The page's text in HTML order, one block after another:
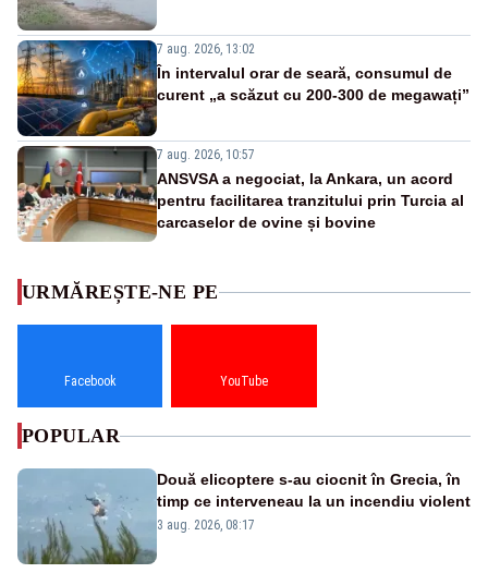
7 aug. 2026, 13:02
În intervalul orar de seară, consumul de
curent „a scăzut cu 200-300 de megawați”
7 aug. 2026, 10:57
ANSVSA a negociat, la Ankara, un acord
pentru facilitarea tranzitului prin Turcia al
carcaselor de ovine și bovine
URMĂREȘTE-NE PE
Facebook YouTube
POPULAR
Două elicoptere s-au ciocnit în Grecia, în
timp ce interveneau la un incendiu violent
3 aug. 2026, 08:17